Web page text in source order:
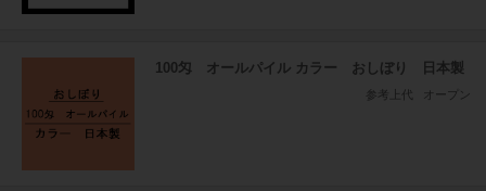
100匁 オールパイル カラー おしぼり 日本製
参考上代 オープン